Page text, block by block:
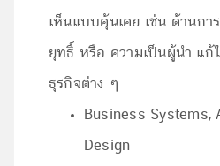
เห็นแบบคุ้นเคย เช่น ด้านกา
ยุทธิ์ หรือ ความเป็นผู้นำ แก้
ธุรกิจต่าง ๆ
Business Systems,
Design